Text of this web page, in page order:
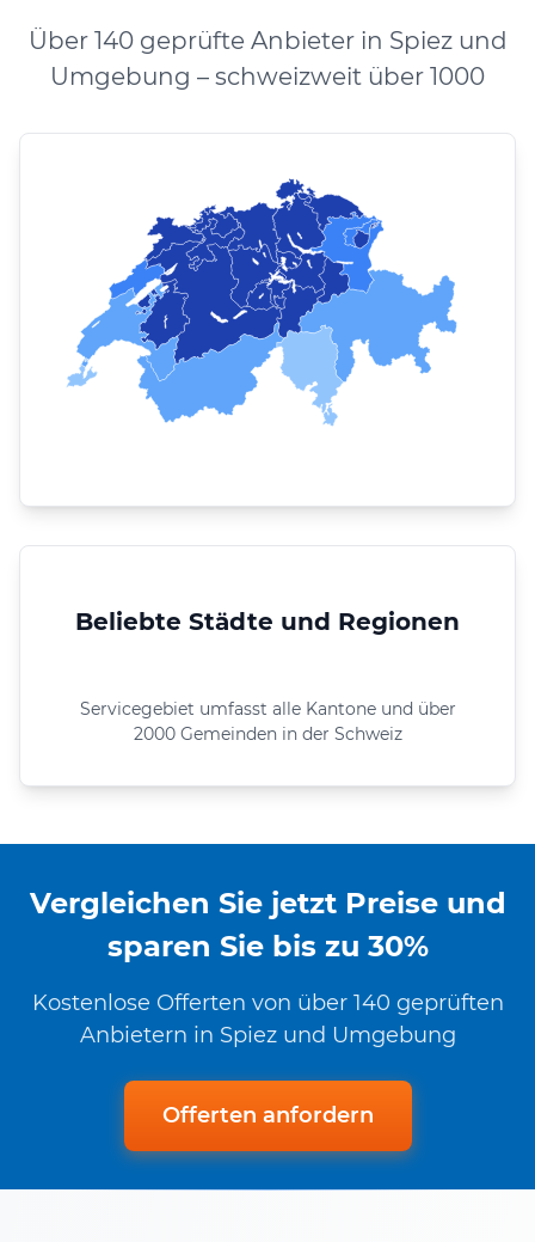
Über 140 geprüfte Anbieter in Spiez und
Umgebung – schweizweit über 1000
Beliebte Städte und Regionen
Servicegebiet umfasst alle Kantone und über
2000 Gemeinden in der Schweiz
Vergleichen Sie jetzt Preise und
sparen Sie bis zu 30%
Kostenlose Offerten von über 140 geprüften
Anbietern in Spiez und Umgebung
Offerten anfordern